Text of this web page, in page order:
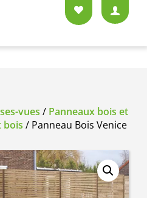
vues / Panneaux bois et
bois / Panneau Bois Venice